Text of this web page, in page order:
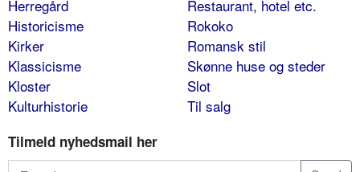
Herregård
Historicisme
Kirker
Klassicisme
Kloster
Kulturhistorie
Restaurant, hotel etc.
Rokoko
Romansk stil
Skønne huse og steder
Slot
Til salg
Tilmeld nyhedsmail her